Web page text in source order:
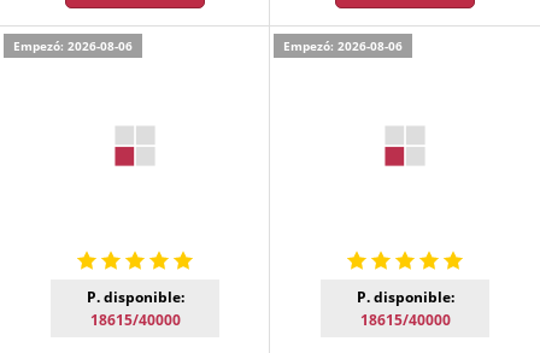
Empezó: 2026-08-06
P. disponible:
18615/40000
Empezó: 2026-08-06
P. disponible:
18615/40000